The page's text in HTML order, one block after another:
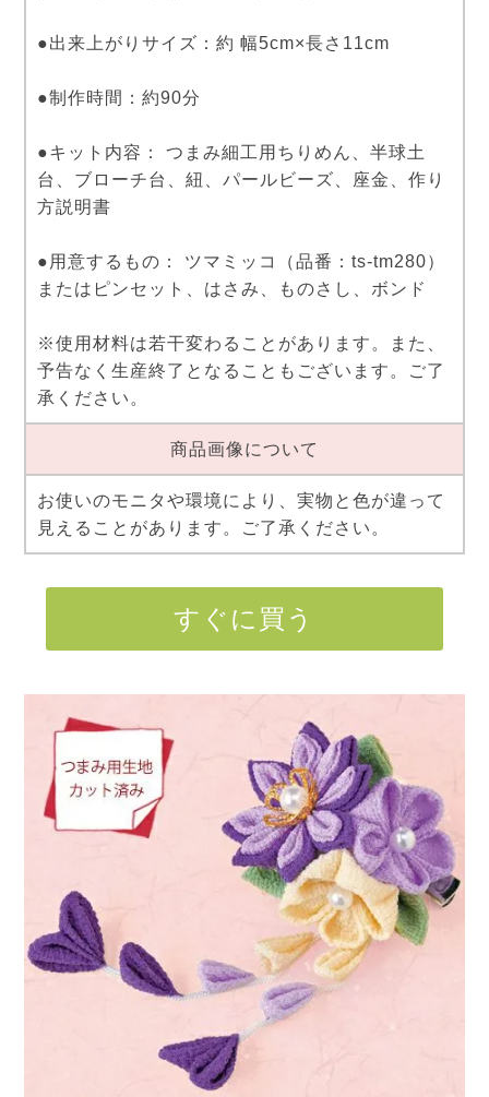
●出来上がりサイズ：約 幅5cm×長さ11cm
●制作時間：約90分
●キット内容： つまみ細工用ちりめん、半球土
台、ブローチ台、紐、パールビーズ、座金、作り
方説明書
●用意するもの： ツマミッコ（品番：ts-tm280）
またはピンセット、はさみ、ものさし、ボンド
※使用材料は若干変わることがあります。また、
予告なく生産終了となることもございます。ご了
承ください。
商品画像について
お使いのモニタや環境により、実物と色が違って
見えることがあります。ご了承ください。
すぐに買う